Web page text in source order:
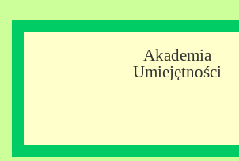
Akademia
Umiejętności